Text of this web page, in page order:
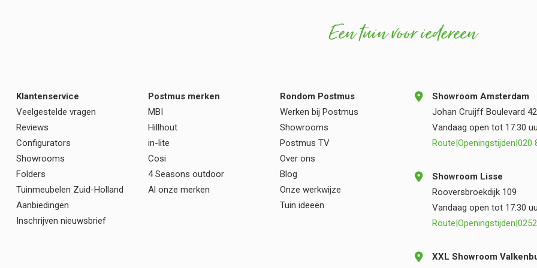
vakmanschap en oog voor detail zijn duidelijk
zichtbaar in het eindresultaat. Wij zijn zeer blij
aanbevelen aan iedereen die op zoek is naar
kwaliteit, deskundigheid en een prettige
Een tuin voor iedereen
Klantenservice
Veelgestelde vragen
Reviews
Configurators
Showrooms
Folders
Tuinmeubelen Zuid-Holland
Aanbiedingen
Inschrijven nieuwsbrief
Postmus merken
MBI
Hillhout
in-lite
Cosi
4 Seasons outdoor
Al onze merken
Rondom Postmus
Werken bij Postmus
Showrooms
Postmus TV
Over ons
Blog
Onze werkwijze
Tuin ideeën
Showroom Amsterdam
Johan Cruijff Boulevard 42
Vandaag open tot 17:30
Route|Openingstijden|020
Showroom Lisse
Rooversbroekdijk 109
Vandaag open tot 17:30
Route|Openingstijden|
XXL Showroom